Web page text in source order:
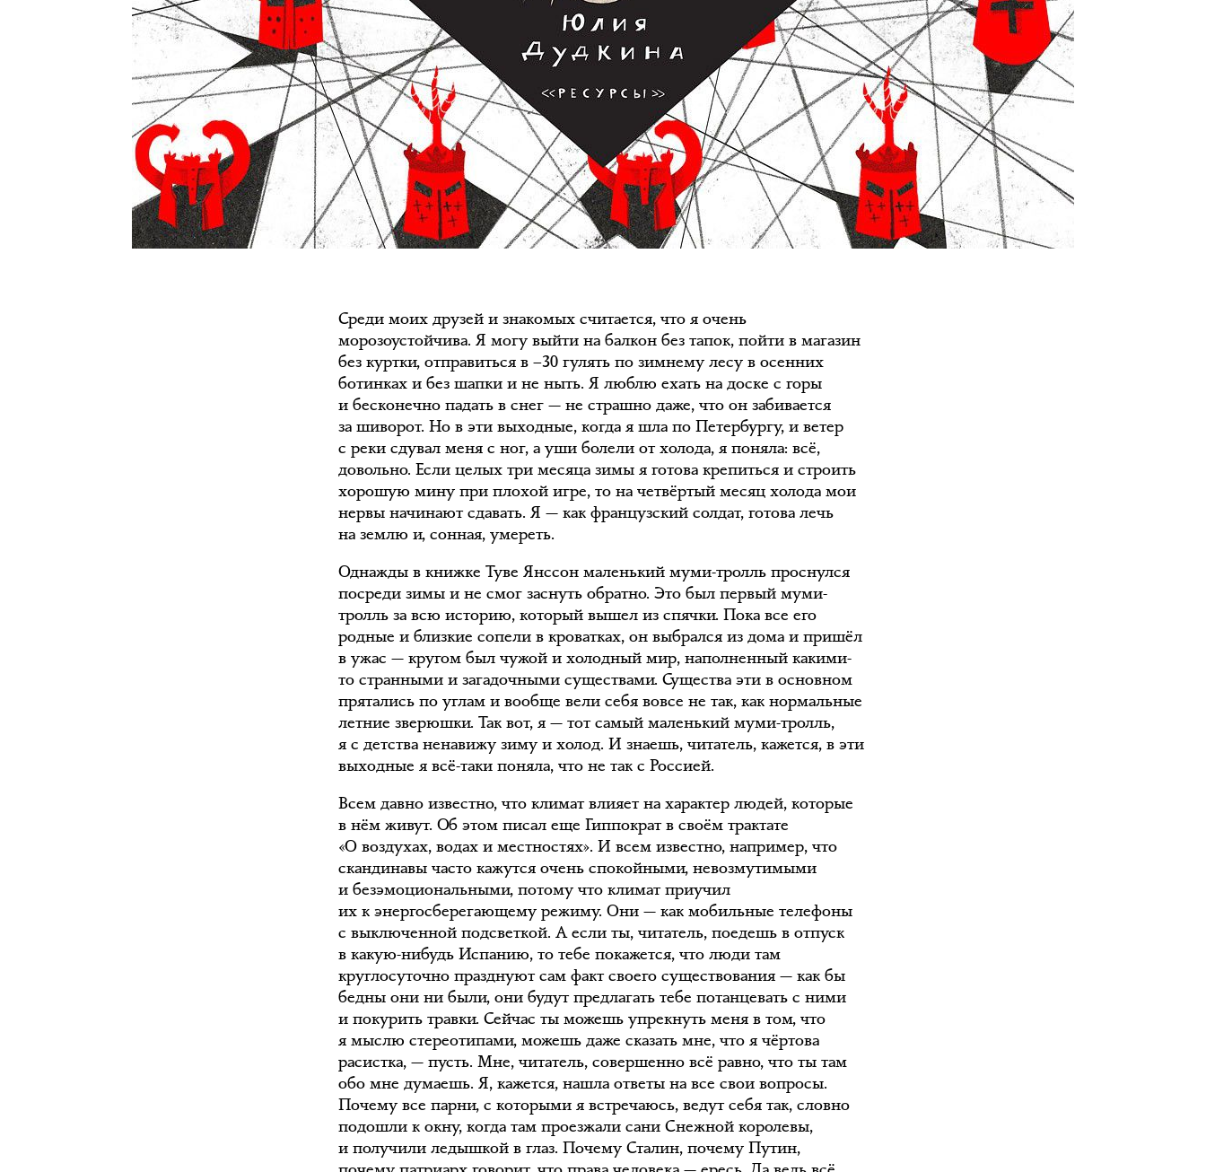
Среди моих друзей и знакомых считается, что я очень
морозоустойчива. Я могу выйти на балкон без тапок, пойти в магазин
без куртки, отправиться в –30 гулять по зимнему лесу в осенних
ботинках и без шапки и не ныть. Я люблю ехать на доске с горы
и бесконечно падать в снег — не страшно даже, что он забивается
за шиворот. Но в эти выходные, когда я шла по Петербургу, и ветер
с реки сдувал меня с ног, а уши болели от холода, я поняла: всё,
довольно. Если целых три месяца зимы я готова крепиться и строить
хорошую мину при плохой игре, то на четвёртый месяц холода мои
нервы начинают сдавать. Я — как французский солдат, готова лечь
на землю и, сонная, умереть.
Однажды в книжке Туве Янссон маленький муми-тролль проснулся
посреди зимы и не смог заснуть обратно. Это был первый муми-
тролль за всю историю, который вышел из спячки. Пока все его
родные и близкие сопели в кроватках, он выбрался из дома и пришёл
в ужас — кругом был чужой и холодный мир, наполненный какими-
то странными и загадочными существами. Существа эти в основном
прятались по углам и вообще вели себя вовсе не так, как нормальные
летние зверюшки. Так вот, я — тот самый маленький муми-тролль,
я с детства ненавижу зиму и холод. И знаешь, читатель, кажется, в эти
выходные я всё-таки поняла, что не так с Россией.
Всем давно известно, что климат влияет на характер людей, которые
в нём живут. Об этом писал еще Гиппократ в своём трактате
«О воздухах, водах и местностях». И всем известно, например, что
скандинавы часто кажутся очень спокойными, невозмутимыми
и безэмоциональными, потому что климат приучил
их к энергосберегающему режиму. Они — как мобильные телефоны
с выключенной подсветкой. А если ты, читатель, поедешь в отпуск
в какую-нибудь Испанию, то тебе покажется, что люди там
круглосуточно празднуют сам факт своего существования — как бы
бедны они ни были, они будут предлагать тебе потанцевать с ними
и покурить травки. Сейчас ты можешь упрекнуть меня в том, что
я мыслю стереотипами, можешь даже сказать мне, что я чёртова
расистка, — пусть. Мне, читатель, совершенно всё равно, что ты там
обо мне думаешь. Я, кажется, нашла ответы на все свои вопросы.
Почему все парни, с которыми я встречаюсь, ведут себя так, словно
подошли к окну, когда там проезжали сани Снежной королевы,
и получили ледышкой в глаз. Почему Сталин, почему Путин,